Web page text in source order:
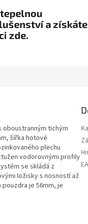
a získáte
zde.
oboustranným tichým
šířka hotové
plechu
vodorovnými profily
se skládá z
ložisky s nosností až
je 56mm, je